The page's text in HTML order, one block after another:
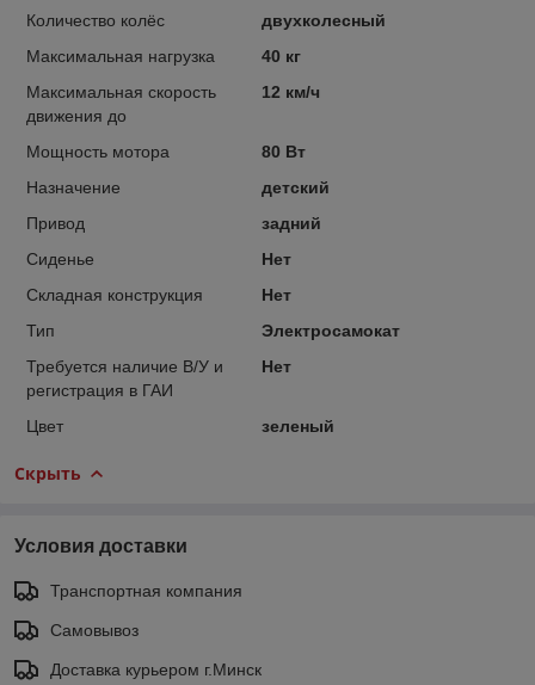
Количество колёс
двухколесный
Максимальная нагрузка
40 кг
Максимальная скорость
движения до
12 км/ч
Мощность мотора
80 Вт
Назначение
детский
Привод
задний
Сиденье
Нет
Складная конструкция
Нет
Тип
Электросамокат
Требуется наличие В/У и
регистрация в ГАИ
Нет
Цвет зеленый
Скрыть
Условия доставки
Транспортная компания
Самовывоз
Доставка курьером г.Минск